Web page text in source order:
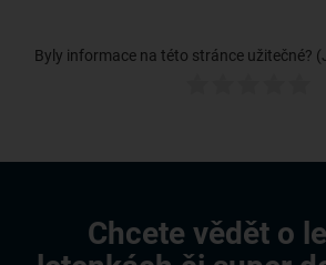
Byly informace na této stránce užitečné?
Chcete vědět o